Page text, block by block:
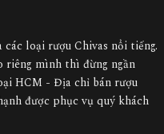
loại rượu Chivas nổi tiếng.
riêng mình thì đừng ngần
HCM - Địa chỉ bán rượu
được phục vụ quý khách